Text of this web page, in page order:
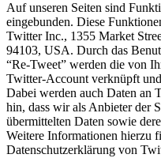
Auf unseren Seiten sind
eingebunden. Diese
Twitter Inc., 1355 Market
94103, USA. Durch das
“Re-Tweet” werden die von
Twitter-Account verknüpft
Dabei werden auch Daten an
hin, dass wir als Anbieter der
übermittelten Daten sowie
Weitere Informationen hierzu
Datenschutzerklärung von